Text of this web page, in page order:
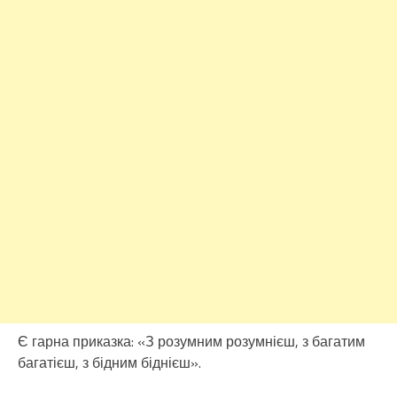
Є гарна приказка: «З розумним розумнієш, з багатим
багатієш, з бідним біднієш».